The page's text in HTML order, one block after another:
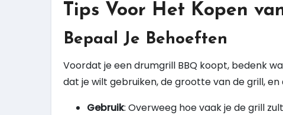
Tips Voor Het Kopen
Bepaal Je Behoeften
Voordat je een drumgrill BBQ koopt, bedenk
dat je wilt gebruiken, de grootte van de grill,
Gebruik: Overweeg hoe vaak je de grill